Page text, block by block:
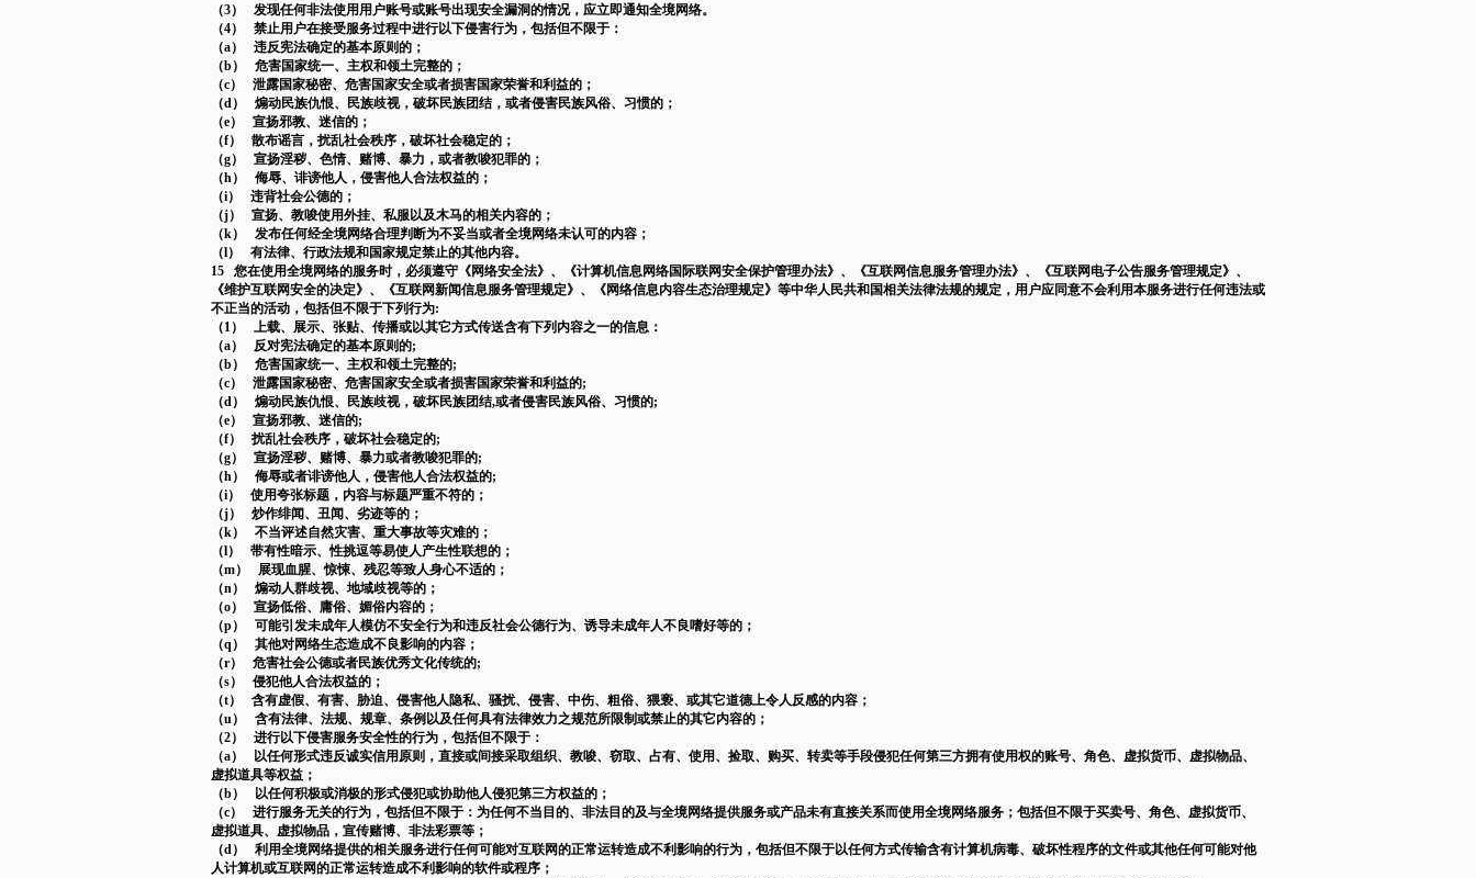
（3） 发现任何非法使用用户账号或账号出现安全漏洞的情况，应立即通知全境网络。
（4） 禁止用户在接受服务过程中进行以下侵害行为，包括但不限于：
（a） 违反宪法确定的基本原则的；
（b） 危害国家统一、主权和领土完整的；
（c） 泄露国家秘密、危害国家安全或者损害国家荣誉和利益的；
（d） 煽动民族仇恨、民族歧视，破坏民族团结，或者侵害民族风俗、习惯的；
（e） 宣扬邪教、迷信的；
（f） 散布谣言，扰乱社会秩序，破坏社会稳定的；
（g） 宣扬淫秽、色情、赌博、暴力，或者教唆犯罪的；
（h） 侮辱、诽谤他人，侵害他人合法权益的；
（i） 违背社会公德的；
（j） 宣扬、教唆使用外挂、私服以及木马的相关内容的；
（k） 发布任何经全境网络合理判断为不妥当或者全境网络未认可的内容；
（l） 有法律、行政法规和国家规定禁止的其他内容。
15 您在使用全境网络的服务时，必须遵守《网络安全法》、《计算机信息网络国际联网安全保护管理办法》、《互联网信息服务管理办法》、《互联网电子公告服务管理规定》、
《维护互联网安全的决定》、《互联网新闻信息服务管理规定》、《网络信息内容生态治理规定》等中华人民共和国相关法律法规的规定，用户应同意不会利用本服务进行任何违法或
不正当的活动，包括但不限于下列行为:
（1） 上载、展示、张贴、传播或以其它方式传送含有下列内容之一的信息：
（a） 反对宪法确定的基本原则的;
（b） 危害国家统一、主权和领土完整的;
（c） 泄露国家秘密、危害国家安全或者损害国家荣誉和利益的;
（d） 煽动民族仇恨、民族歧视，破坏民族团结,或者侵害民族风俗、习惯的;
（e） 宣扬邪教、迷信的;
（f） 扰乱社会秩序，破坏社会稳定的;
（g） 宣扬淫秽、赌博、暴力或者教唆犯罪的;
（h） 侮辱或者诽谤他人，侵害他人合法权益的;
（i） 使用夸张标题，内容与标题严重不符的；
（j） 炒作绯闻、丑闻、劣迹等的；
（k） 不当评述自然灾害、重大事故等灾难的；
（l） 带有性暗示、性挑逗等易使人产生性联想的；
（m） 展现血腥、惊悚、残忍等致人身心不适的；
（n） 煽动人群歧视、地域歧视等的；
（o） 宣扬低俗、庸俗、媚俗内容的；
（p） 可能引发未成年人模仿不安全行为和违反社会公德行为、诱导未成年人不良嗜好等的；
（q） 其他对网络生态造成不良影响的内容；
（r） 危害社会公德或者民族优秀文化传统的;
（s） 侵犯他人合法权益的；
（t） 含有虚假、有害、胁迫、侵害他人隐私、骚扰、侵害、中伤、粗俗、猥亵、或其它道德上令人反感的内容；
（u） 含有法律、法规、规章、条例以及任何具有法律效力之规范所限制或禁止的其它内容的；
（2） 进行以下侵害服务安全性的行为，包括但不限于：
（a） 以任何形式违反诚实信用原则，直接或间接采取组织、教唆、窃取、占有、使用、捡取、购买、转卖等手段侵犯任何第三方拥有使用权的账号、角色、虚拟货币、虚拟物品、
虚拟道具等权益；
（b） 以任何积极或消极的形式侵犯或协助他人侵犯第三方权益的；
（c） 进行服务无关的行为，包括但不限于：为任何不当目的、非法目的及与全境网络提供服务或产品未有直接关系而使用全境网络服务；包括但不限于买卖号、角色、虚拟货币、
虚拟道具、虚拟物品，宣传赌博、非法彩票等；
（d） 利用全境网络提供的相关服务进行任何可能对互联网的正常运转造成不利影响的行为，包括但不限于以任何方式传输含有计算机病毒、破坏性程序的文件或其他任何可能对他
人计算机或互联网的正常运转造成不利影响的软件或程序；